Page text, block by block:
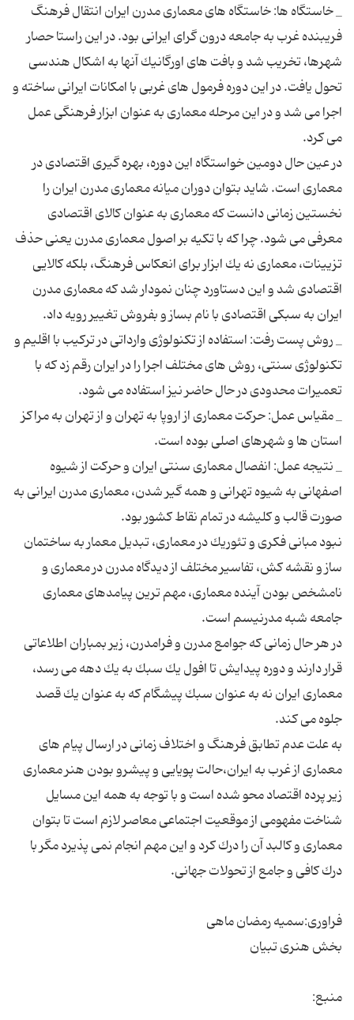
_ خاستگاه ها:‌ خاستگاه های معماری مدرن ایران انتقال فرهنگ
فریبنده غرب به جامعه درون گرای ایرانی بود. در این راستا حصار
شهرها، تخریب شد و بافت های اورگانیك آنها به اشكال هندسی
تحول یافت. در این دوره فرمول های غربی با امكانات ایرانی ساخته و
اجرا می شد و در این مرحله معماری به عنوان ابزار فرهنگی عمل
در عین حال دومین خواستگاه این دوره، بهره گیری اقتصادی در
معماری است. شاید بتوان دوران میانه معماری مدرن ایران را
نخستین زمانی دانست كه معماری به عنوان كالای اقتصادی
معرفی می شود. چرا كه با تكیه بر اصول معماری مدرن یعنی حذف
تزیینات، معماری نه یك ابزار برای انعكاس فرهنگ، بلكه كالایی
اقتصادی شد و این دستاورد چنان نمودار شد كه معماری مدرن
_ روش پست رفت: استفاده از تكنولوژی وارداتی در تركیب با اقلیم و
تكنولوژی سنتی، روش های مختلف اجرا را در ایران رقم زد كه با
_ مقیاس عمل: حركت معماری از اروپا به تهران و از تهران به مراكز
_ نتیجه عمل: انفصال معماری سنتی ایران و حركت از شیوه
اصفهانی به شیوه تهرانی و همه گیر شدن، معماری مدرن ایرانی به
نبود مبانی فكری و تئوریك در معماری، تبدیل معمار به ساختمان
ساز و نقشه كش، تفاسیر مختلف از دیدگاه مدرن در معماری و
نامشخص بودن آینده معماری، مهم ترین پیامدهای معماری
در هر حال زمانی كه جوامع مدرن و فرامدرن، زیر بمباران اطلاعاتی
قرار دارند و دوره پیدایش تا افول یك سبك به یك دهه می رسد،
معماری ایران نه به عنوان سبك پیشگام كه به عنوان یك قصد
به علت عدم تطابق فرهنگ و اختلاف زمانی در ارسال پیام های
معماری از غرب به ایران،‌حالت پویایی و پیشرو بودن هنر معماری
زیر پرده اقتصاد محو شده است و با توجه به همه این مسایل
شناخت مفهومی از موقعیت اجتماعی معاصر لازم است تا بتوان
معماری و كالبد آن را درك كرد و این مهم انجام نمی پذیرد مگر با